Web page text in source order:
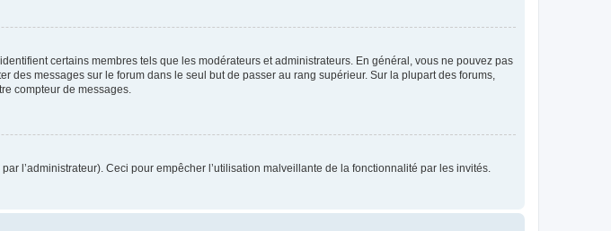
certains membres tels que les modérateurs et administrateurs. En général, vous ne pouvez pas
des messages sur le forum dans le seul but de passer au rang supérieur. Sur la plupart des forums,
compteur de messages.
l’administrateur). Ceci pour empêcher l’utilisation malveillante de la fonctionnalité par les invités.